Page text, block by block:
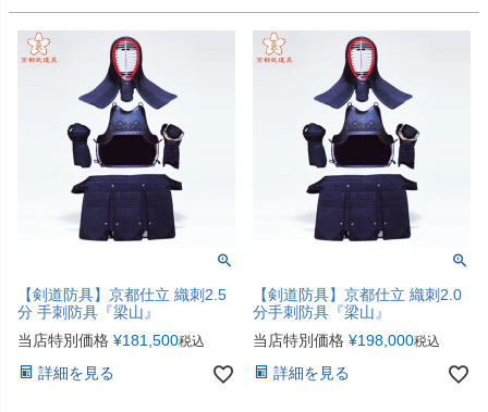
【剣道防具】京都仕立 織刺2.5
分 手刺防具『梁山』
当店特別価格 ¥181,500税込
詳細を見る
【剣道防具】京都仕立 織刺2.0
分手刺防具『梁山』
当店特別価格 ¥198,000税込
詳細を見る